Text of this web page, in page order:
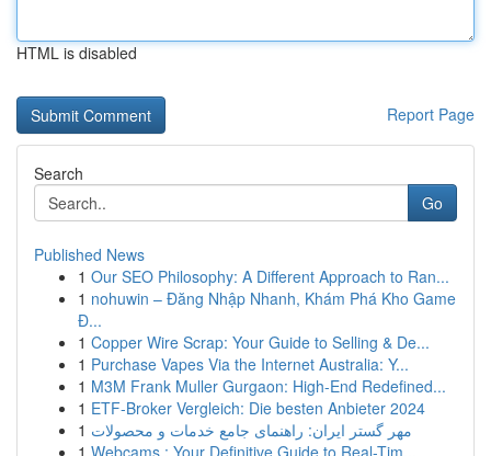
HTML is disabled
Report Page
Search
Go
Published News
1 Our SEO Philosophy: A Different Approach to Ran...
1 nohuwin – Đăng Nhập Nhanh, Khám Phá Kho Game
Đ...
1 Copper Wire Scrap: Your Guide to Selling & De...
1 Purchase Vapes Via the Internet Australia: Y...
1 M3M Frank Muller Gurgaon: High-End Redefined...
1 ETF-Broker Vergleich: Die besten Anbieter 2024
1 مهر گستر ایران: راهنمای جامع خدمات و محصولات
1 Webcams : Your Definitive Guide to Real-Tim...